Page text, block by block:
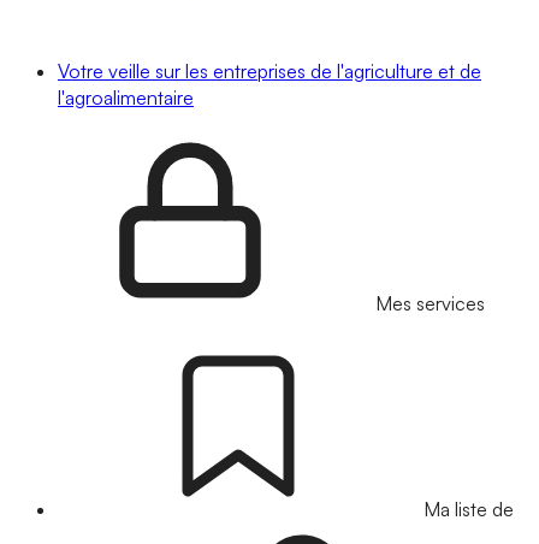
Votre veille sur les entreprises de l'agriculture et de
l'agroalimentaire
Mes services
Ma liste de